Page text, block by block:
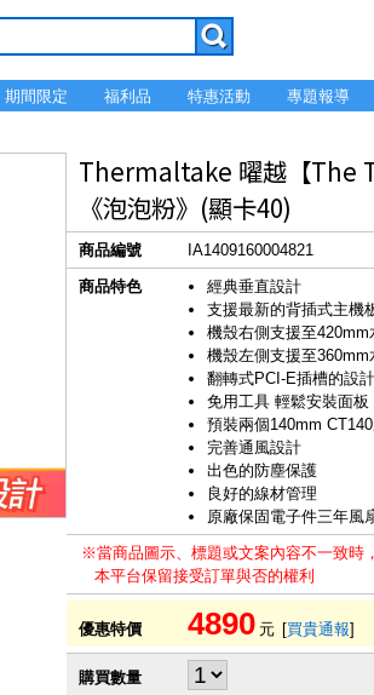
期間限定 福利品 特惠活動 專題報導
Thermaltake 曜越【The
《泡泡粉》(顯卡40)
商品編號
IA1409160004821
商品特色
經典垂直設計
支援最新的背插式主機
機殼右側支援至420mm
機殼左側支援至360mm
翻轉式PCI-E插槽的設計
免用工具 輕鬆安裝面板
預裝兩個140mm
完善通風設計
出色的防塵保護
良好的線材管理
原廠保固電子件三年風
※當商品圖示、標題或文案內容不一致時
本平台保留接受訂單與否的權利
優惠特價 4890 元 [買貴通報]
購買數量